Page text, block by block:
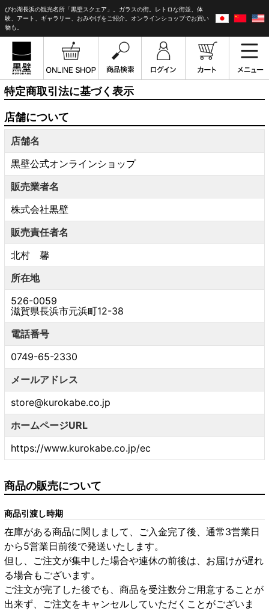
びわ湖長浜の観光名所「黒壁スクエア」。ガラスの街。レトロな街並、体
験、アート、ギャラリー、おみやげをご紹介。オンラインショップでお買い
物も。
特定商取引法に基づく表示
店舗について
店舗名
黒壁公式オンラインショップ
販売業者名
株式会社黒壁
販売責任者名
北村 馨
所在地
526-0059
滋賀県長浜市元浜町12-38
電話番号
0749-65-2330
メールアドレス
store@kurokabe.co.jp
ホームページURL
https://www.kurokabe.co.jp/ec
商品の販売について
商品引渡し時期
在庫がある商品に関しまして、ご入金完了後、通常3営業日
から5営業日前後で発送いたします。
但し、ご注文が集中した場合や連休の前後は、お届けが遅れ
る場合もございます。
ご注文が完了した後でも、商品を受注数分ご用意することが
出来ず、ご注文をキャンセルしていただくことがございま